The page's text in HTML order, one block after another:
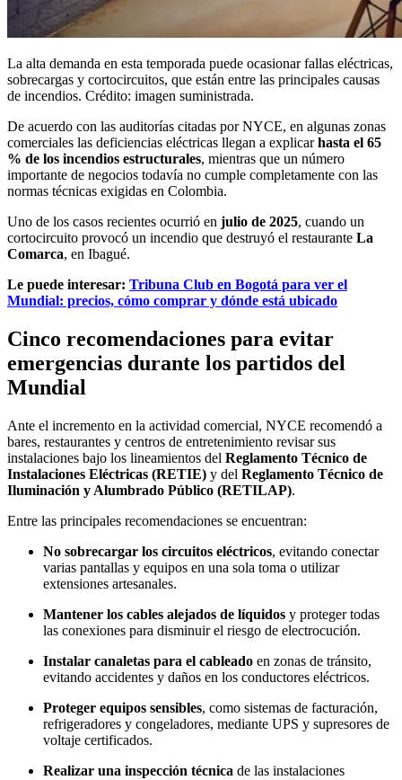
La alta demanda en esta temporada puede ocasionar fallas eléctricas,
sobrecargas y cortocircuitos, que están entre las principales causas
de incendios. Crédito: imagen suministrada.
De acuerdo con las auditorías citadas por NYCE, en algunas zonas
comerciales las deficiencias eléctricas llegan a explicarhasta el 65
% de los incendios estructurales, mientras que un número
importante de negocios todavía no cumple completamente con las
normas técnicas exigidas en Colombia.
Uno de los casos recientes ocurrió en julio de 2025, cuando un
cortocircuito provocó un incendio que destruyó el restaurante La
Comarca, en Ibagué.
Le puede interesar: Tribuna Club en Bogotá para ver el
Mundial: precios, cómo comprar y dónde está ubicado
Cinco recomendaciones para evitar
emergencias durante los partidos del
Mundial
Ante el incremento en la actividad comercial, NYCE recomendó a
bares, restaurantes y centros de entretenimiento revisar sus
instalaciones bajo los lineamientos del Reglamento Técnico de
Instalaciones Eléctricas (RETIE) y del Reglamento Técnico de
Iluminación y Alumbrado Público (RETILAP).
Entre las principales recomendaciones se encuentran:
No sobrecargar los circuitos eléctricos, evitando conectar
varias pantallas y equipos en una sola toma o utilizar
extensiones artesanales.
Mantener los cables alejados de líquidos y proteger todas
las conexiones para disminuir el riesgo de electrocución.
Instalar canaletas para el cableado en zonas de tránsito,
evitando accidentes y daños en los conductores eléctricos.
Proteger equipos sensibles, como sistemas de facturación,
refrigeradores y congeladores, mediante UPS y supresores de
voltaje certificados.
Realizar una inspección técnica de las instalaciones